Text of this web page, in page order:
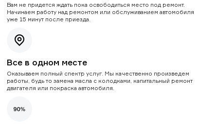
Вам не придется ждать пока освободиться место под ремонт.
Начинаем работу над ремонтом или обслуживанием автомобиля
уже 15 минут после приезда.
Все в одном месте
Оказываем полный спектр услуг. Мы качественно произведем
работы, будь то замена масла с колодками, капитальный ремонт
двигателя или покраска автомобиля.